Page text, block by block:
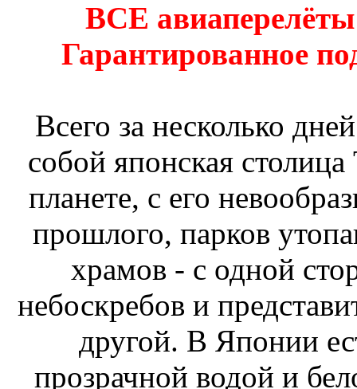
ВСЕ
Гарантированное
Всего за несколько
собой японская
планете, с его
прошлого, парков
храмов - с одной
небоскребов и
другой. В Японии
прозрачной водой и